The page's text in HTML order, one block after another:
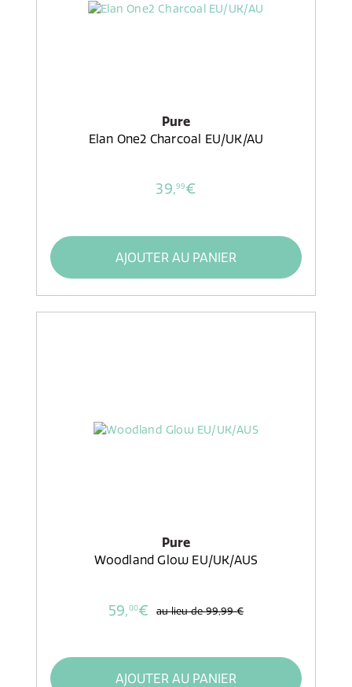
Pure
Elan One2 Charcoal EU/UK/AU
39,99€
AJOUTER AU PANIER
Pure
Woodland Glow EU/UK/AUS
59,00€ au lieu de99,99 €
AJOUTER AU PANIER